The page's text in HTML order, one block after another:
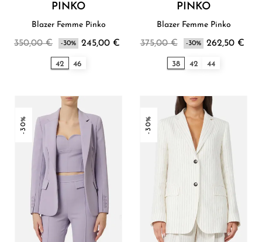
PINKO
Blazer Femme Pinko
350,00 € -30% 245,00 €
42 46
PINKO
Blazer Femme Pinko
375,00 € -30% 262,50 €
38 42 44
-30% -30%